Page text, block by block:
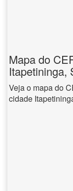
Mapa do
Itapetininga,
Veja o mapa do
cidade